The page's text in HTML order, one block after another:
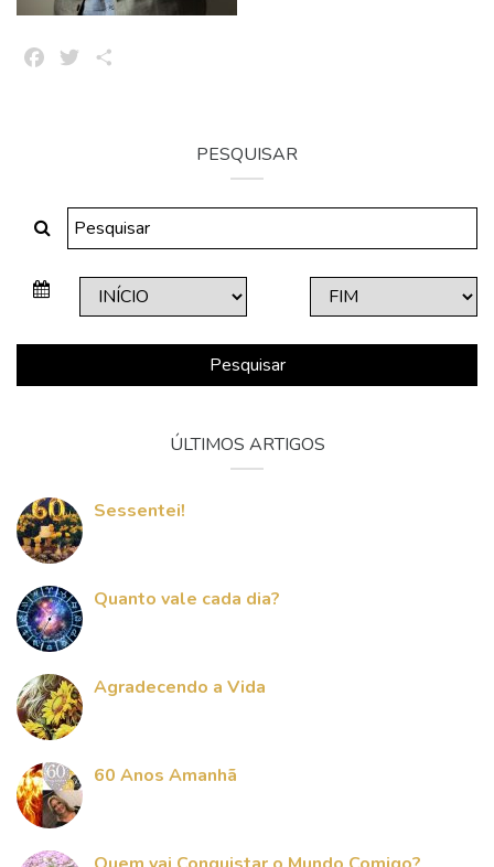
FacebookTwitter
PESQUISAR
Pesquisar
ÚLTIMOS ARTIGOS
Sessentei!
Quanto vale cada dia?
Agradecendo a Vida
60 Anos Amanhã